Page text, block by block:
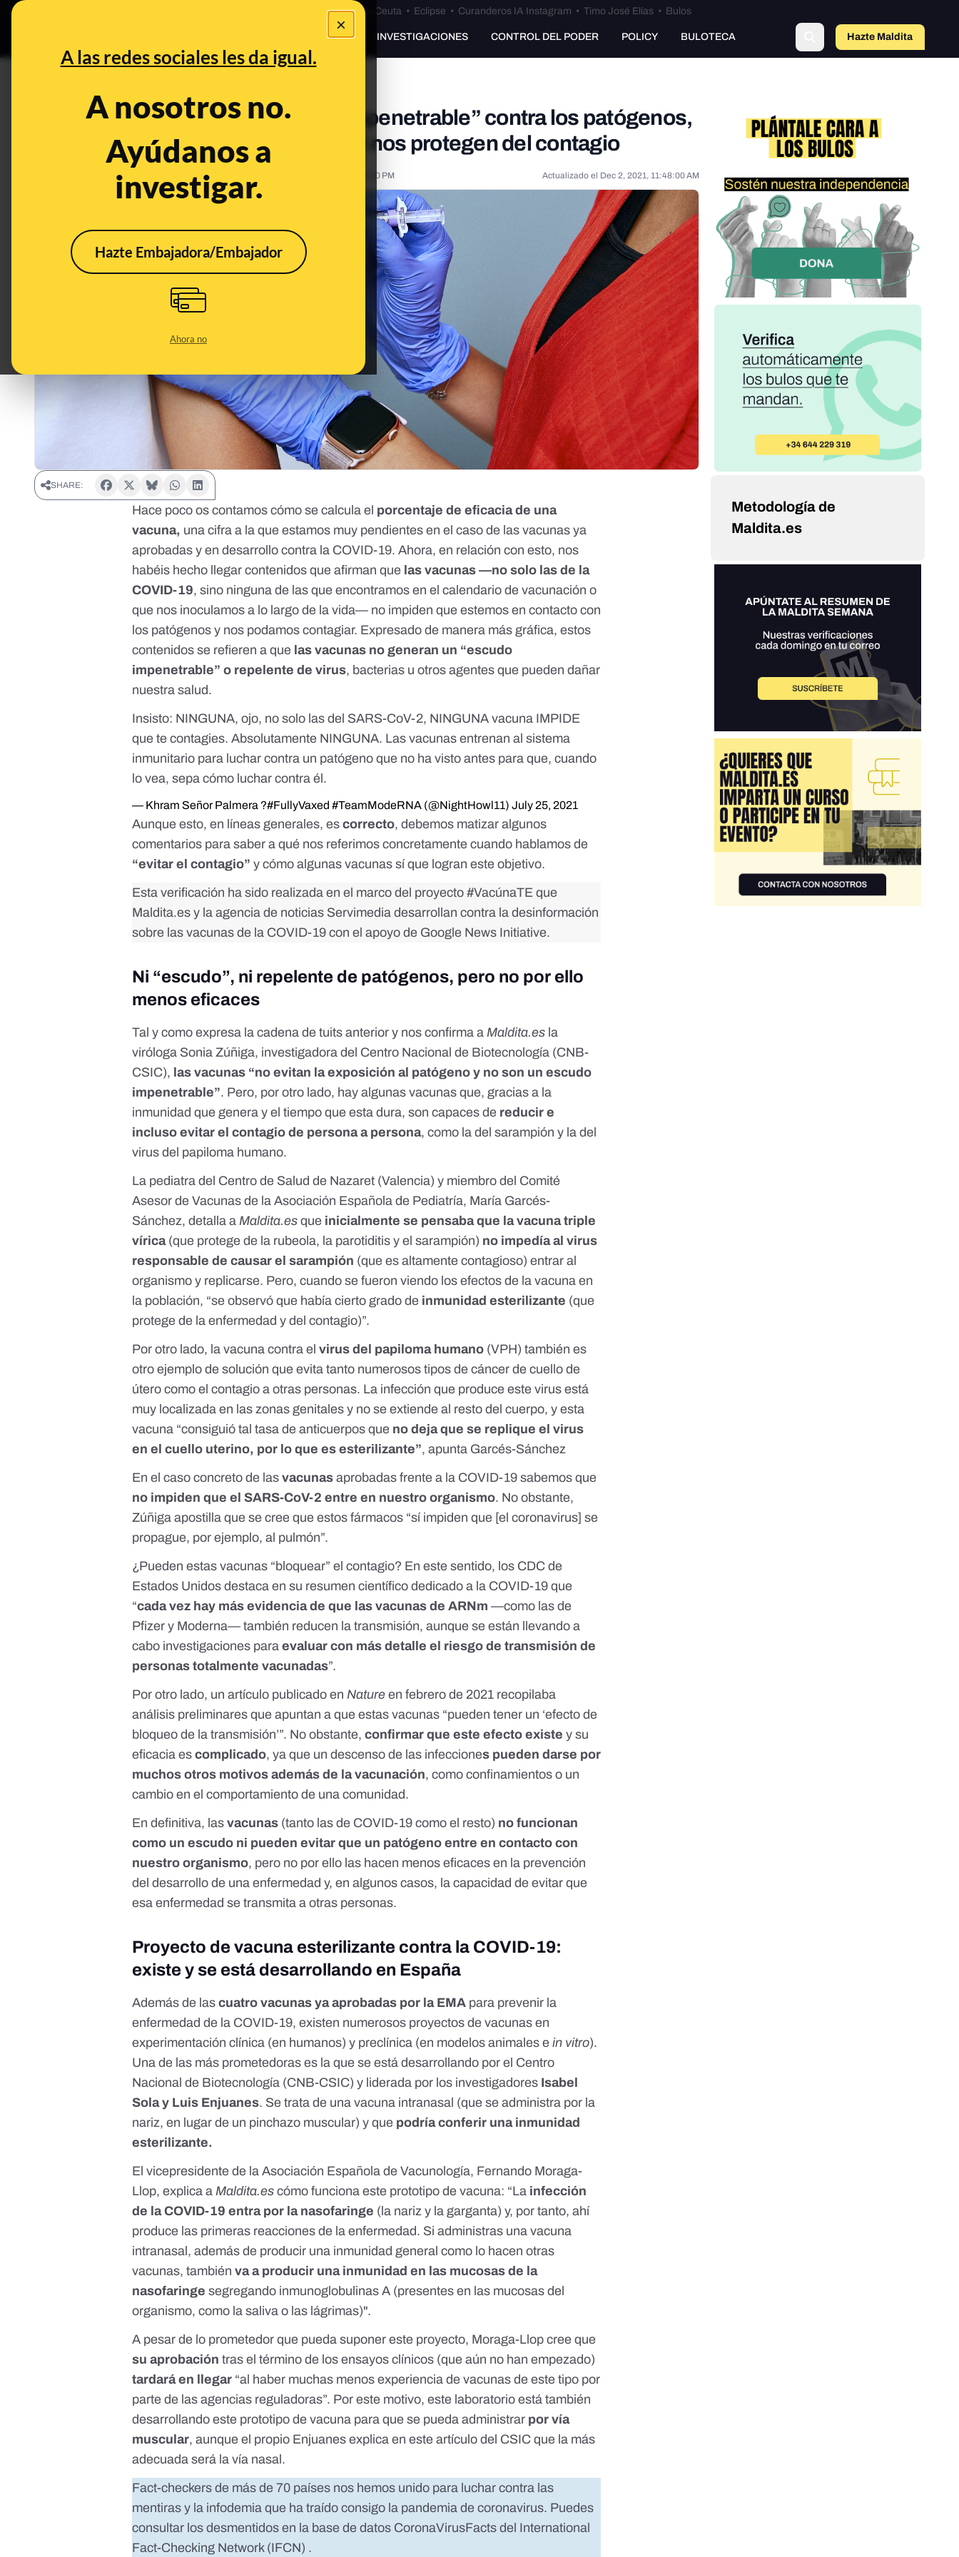
×
A las redes sociales les da igual.
A nosotros no.
Ayúdanos a
investigar.
Hazte Embajadora/Embajador
Ahora no
Especial Ceuta•Bulos Ceuta • Eclipse • Curanderos IA Instagram • Timo José Elías • Bulos
PREBUNKING INVESTIGACIONES CONTROL DEL PODER POLICY BULOTECA Hazte Maldito
Las vacunas no son un “escudo impenetrable” contra los patógenos,
pero son muy eficaces y algunas sí nos protegen del contagio
Aug 5, 2021, 3:03:00 PM Actualizado el Dec 2, 2021, 11:48:00 AM
SHARE:
Hace poco os contamoscómo se calcula el porcentaje de eficacia de una
vacuna, una cifra a la que estamos muy pendientes en el caso de las vacunas ya
aprobadas y en desarrollo contra la COVID-19. Ahora, en relación con esto, nos
habéis hecho llegar contenidos que afirman que las vacunas —no solo las de la
COVID-19, sino ninguna de las que encontramos en elcalendario de vacunación o
que nos inoculamos a lo largo de la vida— no impiden que estemos en contacto con
los patógenos y nos podamos contagiar. Expresado de manera más gráfica, estos
contenidos se refieren a que las vacunas no generan un “escudo
impenetrable” o repelente de virus, bacterias u otros agentes que pueden dañar
nuestra salud.
Insisto: NINGUNA, ojo, no solo las del SARS-CoV-2, NINGUNA vacuna IMPIDE
que te contagies. Absolutamente NINGUNA. Las vacunas entrenan al sistema
inmunitario para luchar contra un patógeno que no ha visto antes para que, cuando
lo vea, sepa cómo luchar contra él.
— Khram Señor Palmera ?#FullyVaxed #TeamModeRNA (@NightHowl11)July 25, 2021
Aunque esto, en líneas generales, escorrecto, debemos matizar algunos
comentarios para saber a qué nos referimos concretamente cuando hablamos de
“evitar el contagio”y cómo algunas vacunas sí que logran este objetivo.
Esta verificación ha sido realizada en el marco del proyecto#VacúnaTE que
Maldita.es y la agencia de noticias Servimedia desarrollan contra la desinformación
sobre las vacunas de la COVID-19 con el apoyo de Google News Initiative.
Ni “escudo”, ni repelente de patógenos, pero no por ello
menos eficaces
Tal y como expresa la cadena de tuits anterior y nos confirma aMaldita.es la
viróloga Sonia Zúñiga, investigadora del Centro Nacional de Biotecnología (CNB-
CSIC), las vacunas “no evitan la exposición al patógeno y no son un escudo
impenetrable”. Pero, por otro lado, hay algunas vacunas que, gracias a la
inmunidad que genera y el tiempo que esta dura, son capaces de reducir e
incluso evitar el contagio de persona a persona, como la del sarampión y la del
virus del papiloma humano.
La pediatra del Centro de Salud de Nazaret (Valencia) y miembro del Comité
Asesor de Vacunas de la Asociación Española de Pediatría, María Garcés-
Sánchez, detalla aMaldita.esque inicialmente se pensaba que lavacuna triple
vírica(que protege de la rubeola, la parotiditis y el sarampión) no impedía al virus
responsable de causar el sarampión (que es altamente contagioso) entrar al
organismo y replicarse. Pero, cuando se fueron viendo los efectos de la vacuna en
la población, “se observó que había cierto grado de inmunidad esterilizante (que
protege de la enfermedad y del contagio)”.
Por otro lado, la vacuna contra el virus del papiloma humano (VPH) también es
otro ejemplo de solución que evita tanto numerosos tipos de cáncer de cuello de
útero como el contagio a otras personas. La infección que produce este virus está
muy localizada en las zonas genitales y no se extiende al resto del cuerpo, y esta
vacuna “consiguió tal tasa de anticuerpos que no deja que se replique el virus
en elcuello uterino, por lo que es esterilizante”, apunta Garcés-Sánchez
En el caso concreto de lasvacunasaprobadas frente a la COVID-19 sabemos que
no impiden que el SARS-CoV-2 entre en nuestro organismo. No obstante,
Zúñiga apostilla que se cree que estos fármacos “sí impiden que [el coronavirus] se
propague, por ejemplo, al pulmón”.
¿Pueden estas vacunas “bloquear” el contagio? En este sentido, los CDC de
Estados Unidos destaca en su resumen científico dedicado a la COVID-19 que
“cada vez hay más evidencia de que las vacunas de ARNm —como las de
Pfizer y Moderna— también reducen la transmisión, aunque se están llevando a
cabo investigaciones paraevaluar con más detalle el riesgo de transmisión de
personas totalmente vacunadas”.
Por otro lado, un artículo publicado enNature en febrero de 2021 recopilaba
análisis preliminares que apuntan a que estas vacunas “pueden tener un ‘efecto de
bloqueo de la transmisión’”. No obstante, confirmar que este efecto existe y su
eficacia escomplicado, ya que un descenso de las infecciones pueden darse por
muchos otros motivos además de la vacunación, como confinamientos o un
cambio en el comportamiento de una comunidad.
En definitiva, lasvacunas (tanto las de COVID-19 como el resto) no funcionan
como un escudo ni pueden evitar que un patógeno entre en contacto con
nuestro organismo, pero no por ello las hacen menos eficaces en la prevención
del desarrollo de una enfermedad y, en algunos casos, la capacidad de evitar que
esa enfermedad se transmita a otras personas.
Proyecto de vacuna esterilizante contra la COVID-19:
existe y se está desarrollando en España
Además de las cuatro vacunas ya aprobadas por la EMA para prevenir la
enfermedad de la COVID-19, existen numerosos proyectos de vacunas en
experimentación clínica (en humanos) y preclínica (en modelos animales e in vitro).
Una de las más prometedoras es la que se está desarrollando por el Centro
Nacional de Biotecnología (CNB-CSIC) y liderada por los investigadores Isabel
Sola y Luis Enjuanes. Se trata de una vacuna intranasal (que se administra por la
nariz, en lugar de un pinchazo muscular) y que podría conferir una inmunidad
esterilizante.
El vicepresidente de la Asociación Española de Vacunología, Fernando Moraga-
Llop, explica aMaldita.es cómo funciona este prototipo de vacuna: “La infección
de la COVID-19 entra por la nasofaringe (la nariz y la garganta) y, por tanto, ahí
produce las primeras reacciones de la enfermedad. Si administras una vacuna
intranasal, además de producir una inmunidad general como lo hacen otras
vacunas, también va a producir una inmunidad en las mucosas de la
nasofaringe segregando inmunoglobulinas A (presentes en las mucosas del
organismo, como la saliva o las lágrimas)".
A pesar de lo prometedor que pueda suponer este proyecto, Moraga-Llop cree que
su aprobación tras el término de los ensayos clínicos (que aún no han empezado)
tardará en llegar “al haber muchas menos experiencia de vacunas de este tipo por
parte de las agencias reguladoras”. Por este motivo, este laboratorio está también
desarrollando este prototipo de vacuna para que se pueda administrar por vía
muscular, aunque el propio Enjuanes explica en este artículo del CSIC que la más
adecuada será la vía nasal.
Fact-checkers de más de 70 países nos hemos unido para luchar contra las
mentiras y la infodemia que ha traído consigo la pandemia de coronavirus. Puedes
consultar los desmentidos en la base de datos CoronaVirusFacts del International
Fact-Checking Network (IFCN) .
Metodología de
Maldita.es